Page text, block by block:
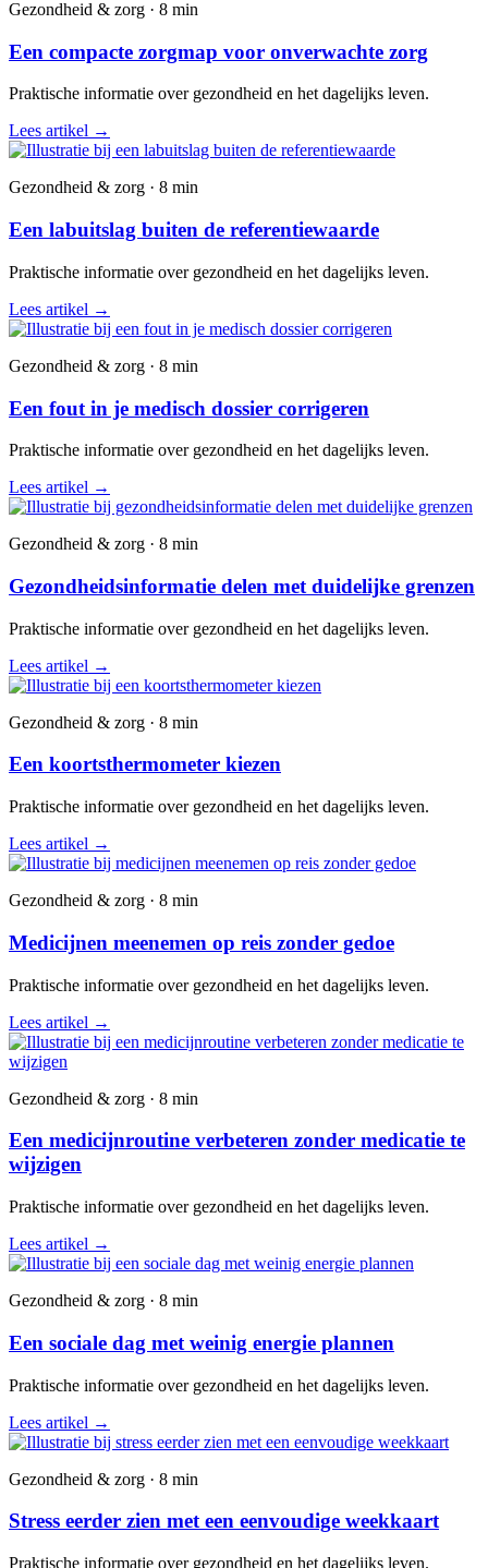
Gezondheid & zorg · 8 min
Een compacte zorgmap voor onverwachte zorg
Praktische informatie over gezondheid en het dagelijks leven.
Lees artikel →
Gezondheid & zorg · 8 min
Een labuitslag buiten de referentiewaarde
Praktische informatie over gezondheid en het dagelijks leven.
Lees artikel →
Gezondheid & zorg · 8 min
Een fout in je medisch dossier corrigeren
Praktische informatie over gezondheid en het dagelijks leven.
Lees artikel →
Gezondheid & zorg · 8 min
Gezondheidsinformatie delen met duidelijke grenzen
Praktische informatie over gezondheid en het dagelijks leven.
Lees artikel →
Gezondheid & zorg · 8 min
Een koortsthermometer kiezen
Praktische informatie over gezondheid en het dagelijks leven.
Lees artikel →
Gezondheid & zorg · 8 min
Medicijnen meenemen op reis zonder gedoe
Praktische informatie over gezondheid en het dagelijks leven.
Lees artikel →
Gezondheid & zorg · 8 min
Een medicijnroutine verbeteren zonder medicatie te
wijzigen
Praktische informatie over gezondheid en het dagelijks leven.
Lees artikel →
Gezondheid & zorg · 8 min
Een sociale dag met weinig energie plannen
Praktische informatie over gezondheid en het dagelijks leven.
Lees artikel →
Gezondheid & zorg · 8 min
Stress eerder zien met een eenvoudige weekkaart
Praktische informatie over gezondheid en het dagelijks leven.